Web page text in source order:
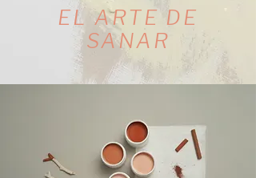
EL ARTE DE
SANAR